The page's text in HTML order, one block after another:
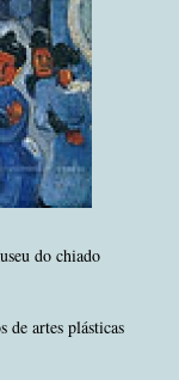
do chiado
de artes plásticas